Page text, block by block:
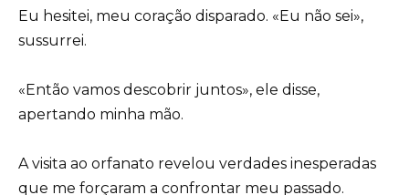
Eu hesitei, meu coração disparado. «Eu não sei»,
sussurrei.
«Então vamos descobrir juntos», ele disse,
apertando minha mão.
A visita ao orfanato revelou verdades inesperadas
que me forçaram a confrontar meu passado.